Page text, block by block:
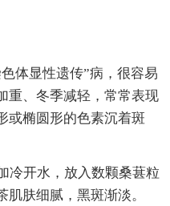
体显性遗传”病，很容易
重、冬季减轻，常常表现
或椭圆形的色素沉着斑
冷开水，放入数颗桑葚粒
肤细腻，黑斑渐淡。